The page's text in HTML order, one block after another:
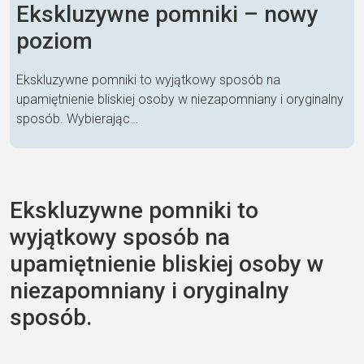
Ekskluzywne pomniki – nowy
poziom
Ekskluzywne pomniki to wyjątkowy sposób na
upamiętnienie bliskiej osoby w niezapomniany i oryginalny
sposób. Wybierając…
Ekskluzywne pomniki to
wyjątkowy sposób na
upamiętnienie bliskiej osoby w
niezapomniany i oryginalny
sposób.